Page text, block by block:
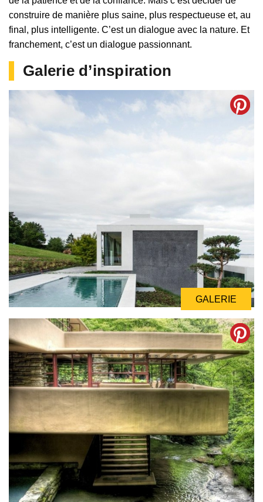
construire de manière plus saine, plus respectueuse et, au
final, plus intelligente. C’est un dialogue avec la nature. Et
franchement, c’est un dialogue passionnant.
Galerie d’inspiration
GALERIE